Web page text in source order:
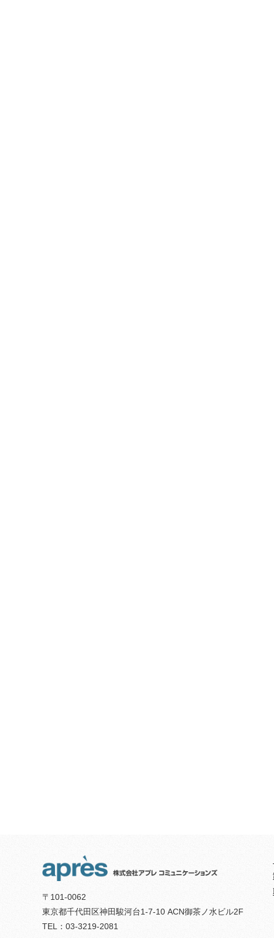
〒101-0062
東京都千代田区神田駿河台1-7-10 ACN御茶ノ水ビル2F
TEL：03-3219-2081